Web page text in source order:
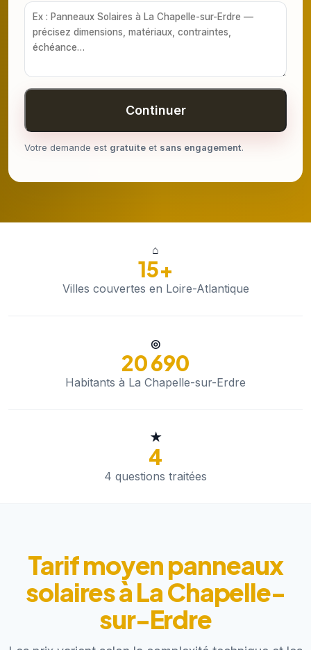
Continuer
Votre demande est gratuite et sans engagement.
⌂
15+
Villes couvertes en Loire-Atlantique
◎
20 690
Habitants à La Chapelle-sur-Erdre
★
4
4 questions traitées
Tarif moyen panneaux
solaires à La Chapelle-
sur-Erdre